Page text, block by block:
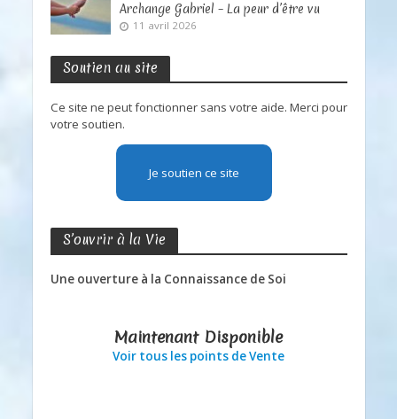
Archange Gabriel – La peur d’être vu
11 avril 2026
Soutien au site
Ce site ne peut fonctionner sans votre aide. Merci pour
votre soutien.
Je soutien ce site
S’ouvrir à la Vie
Une ouverture à la Connaissance de Soi
Maintenant Disponible
Voir tous les points de Vente